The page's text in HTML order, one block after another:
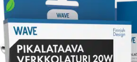
Tuotekuvaus